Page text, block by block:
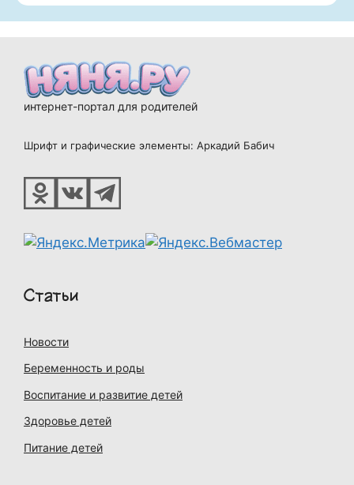
интернет-портал для родителей
Шрифт и графические элементы: Аркадий Бабич
Статьи
Новости
Беременность и роды
Воспитание и развитие детей
Здоровье детей
Питание детей